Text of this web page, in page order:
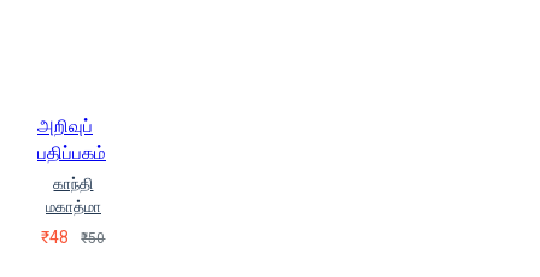
அறிவுப்
பதிப்பகம்
காந்தி
மகாத்மா
₹48 ₹50